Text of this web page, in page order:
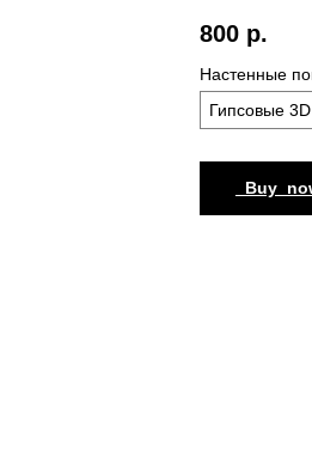
800 р.
Настенные
Гипсовые